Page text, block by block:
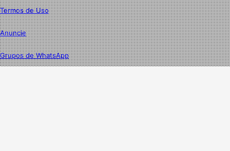
Termos de Uso
Anuncie
Grupos de WhatsApp